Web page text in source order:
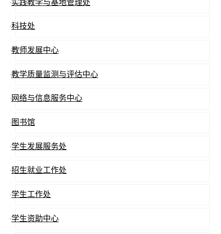
·实践教学与基地管理处
·科技处
·教师发展中心
·教学质量监测与评估中心
· 网络与信息服务中心
· 图书馆
·学生发展服务处
·招生就业工作处
·学生工作处
·学生资助中心